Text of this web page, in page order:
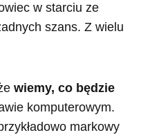
w starciu ze
szans. Z wielu
wiemy, co będzie
komputerowym.
markowy